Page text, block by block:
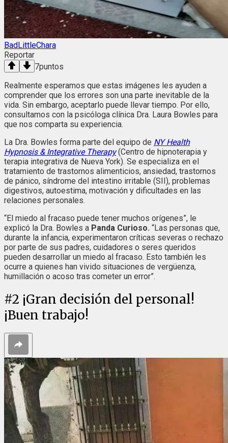
BadLittleChara
Reportar
7puntos
Realmente esperamos que estas imágenes les ayuden a
comprender que los errores son una parte inevitable de la
vida. Sin embargo, aceptarlo puede llevar tiempo. Por ello,
consultamos con la psicóloga clínica Dra. Laura Bowles para
que nos comparta su experiencia.
La Dra. Bowles forma parte del equipo de NY Health
Hypnosis & Integrative Therapy(Centro de hipnoterapia y
terapia integrativa de Nueva York). Se especializa en el
tratamiento de trastornos alimenticios, ansiedad, trastornos
de pánico, síndrome del intestino irritable (SII), problemas
digestivos, autoestima, motivación y dificultades en las
relaciones personales.
“El miedo al fracaso puede tener muchos orígenes”, le
explicó la Dra. Bowles a Panda Curioso. “Las personas que,
durante la infancia, experimentaron críticas severas o rechazo
por parte de sus padres, cuidadores o seres queridos
pueden desarrollar un miedo al fracaso. Esto también les
ocurre a quienes han vivido situaciones de vergüenza,
humillación o acoso tras cometer un error”.
#2 ¡Gran decisión del personal!
¡Buen trabajo!